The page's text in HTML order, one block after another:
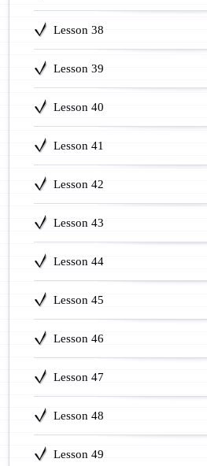
Lesson 38
Lesson 39
Lesson 40
Lesson 41
Lesson 42
Lesson 43
Lesson 44
Lesson 45
Lesson 46
Lesson 47
Lesson 48
Lesson 49